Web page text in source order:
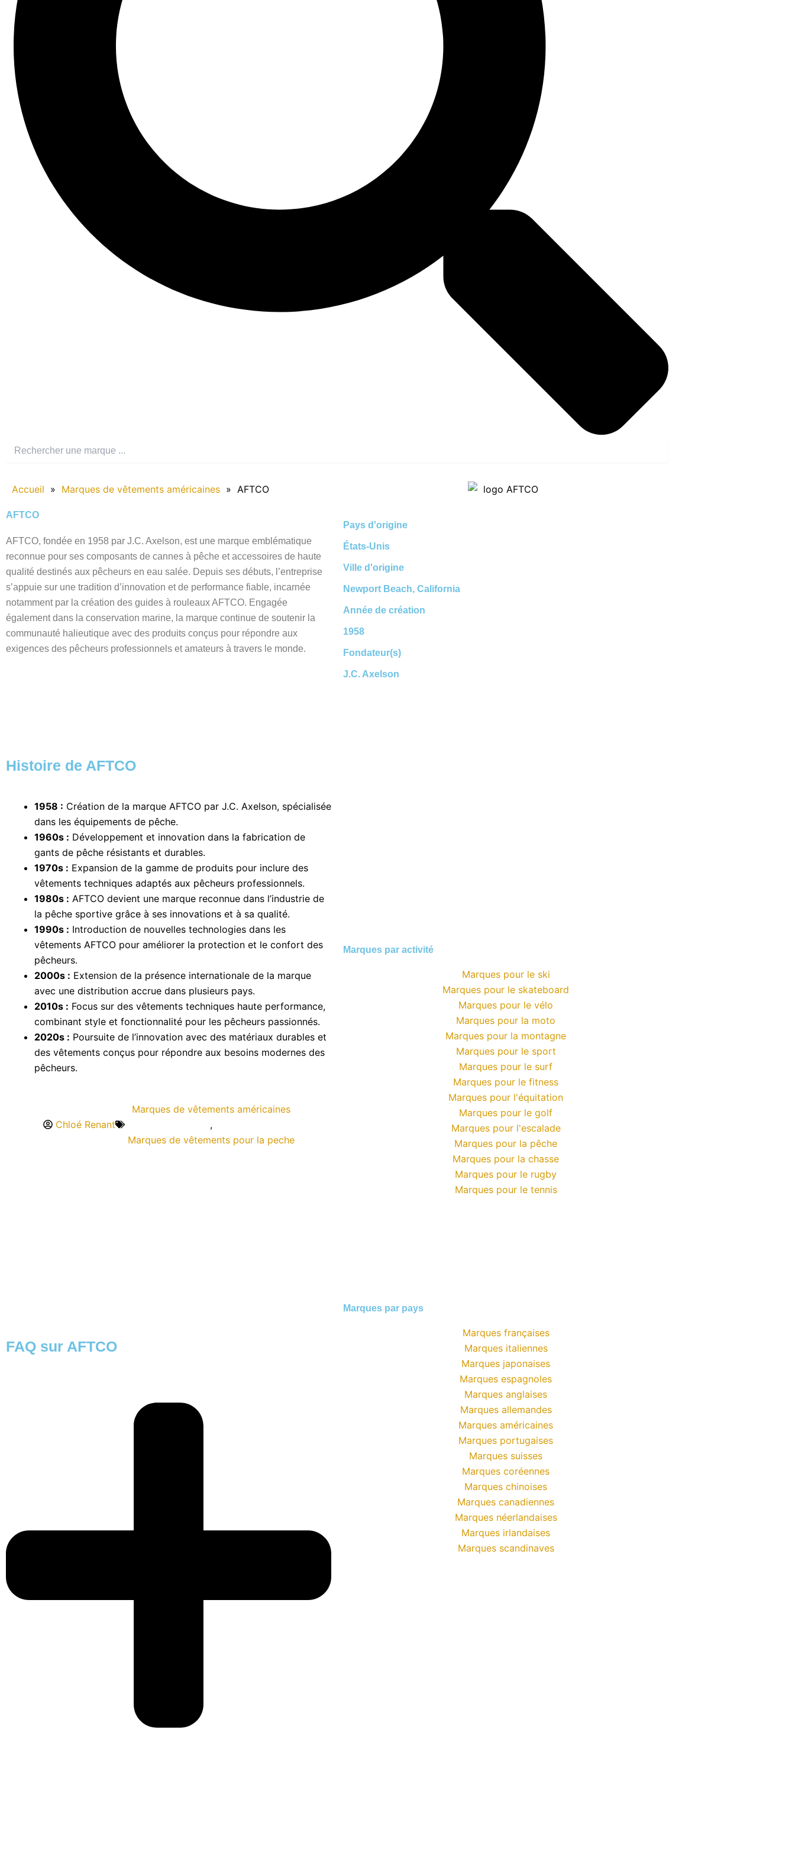
Accueil » Marques de vêtements américaines » AFTCO
AFTCO
AFTCO, fondée en 1958 par J.C. Axelson, est une marque emblématique
reconnue pour ses composants de cannes à pêche et accessoires de haute
qualité destinés aux pêcheurs en eau salée. Depuis ses débuts, l’entreprise
s’appuie sur une tradition d’innovation et de performance fiable, incarnée
notamment par la création des guides à rouleaux AFTCO. Engagée
également dans la conservation marine, la marque continue de soutenir la
communauté halieutique avec des produits conçus pour répondre aux
exigences des pêcheurs professionnels et amateurs à travers le monde.
Pays d'origine
États-Unis
Ville d'origine
Newport Beach, California
Année de création
1958
Fondateur(s)
J.C. Axelson
Histoire de AFTCO
1958 : Création de la marque AFTCO par J.C. Axelson, spécialisée
dans les équipements de pêche.
1960s : Développement et innovation dans la fabrication de
gants de pêche résistants et durables.
1970s : Expansion de la gamme de produits pour inclure des
vêtements techniques adaptés aux pêcheurs professionnels.
1980s : AFTCO devient une marque reconnue dans l’industrie de
la pêche sportive grâce à ses innovations et à sa qualité.
1990s : Introduction de nouvelles technologies dans les
vêtements AFTCO pour améliorer la protection et le confort des
pêcheurs.
2000s : Extension de la présence internationale de la marque
avec une distribution accrue dans plusieurs pays.
2010s : Focus sur des vêtements techniques haute performance,
combinant style et fonctionnalité pour les pêcheurs passionnés.
2020s : Poursuite de l’innovation avec des matériaux durables et
des vêtements conçus pour répondre aux besoins modernes des
pêcheurs.
Chloé Renant
Marques de vêtements américaines
,
Marques de vêtements pour la peche
FAQ sur AFTCO
Marques par activité
Marques pour le ski
Marques pour le skateboard
Marques pour le vélo
Marques pour la moto
Marques pour la montagne
Marques pour le sport
Marques pour le surf
Marques pour le fitness
Marques pour l'équitation
Marques pour le golf
Marques pour l'escalade
Marques pour la pêche
Marques pour la chasse
Marques pour le rugby
Marques pour le tennis
Marques par pays
Marques françaises
Marques italiennes
Marques japonaises
Marques espagnoles
Marques anglaises
Marques allemandes
Marques américaines
Marques portugaises
Marques suisses
Marques coréennes
Marques chinoises
Marques canadiennes
Marques néerlandaises
Marques irlandaises
Marques scandinaves